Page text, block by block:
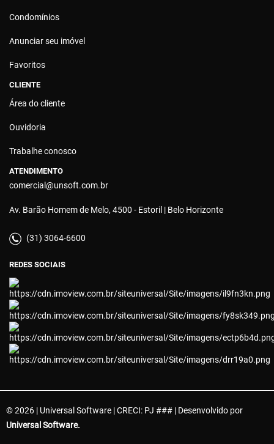
Condomínios
Anunciar seu imóvel
Favoritos
CLIENTE
Área do cliente
Ouvidoria
Trabalhe conosco
ATENDIMENTO
comercial@unsoft.com.br
Av. Barão Homem de Melo, 4500 - Estoril | Belo Horizonte
(31) 3064-6600
REDES SOCIAIS
© 2026 | Universal Software | CRECI: PJ ### | Desenvolvido por
Universal Software.